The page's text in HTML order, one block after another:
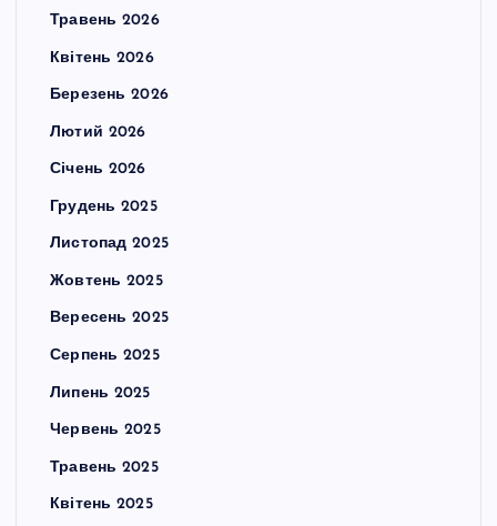
Травень 2026
Квітень 2026
Березень 2026
Лютий 2026
Січень 2026
Грудень 2025
Листопад 2025
Жовтень 2025
Вересень 2025
Серпень 2025
Липень 2025
Червень 2025
Травень 2025
Квітень 2025